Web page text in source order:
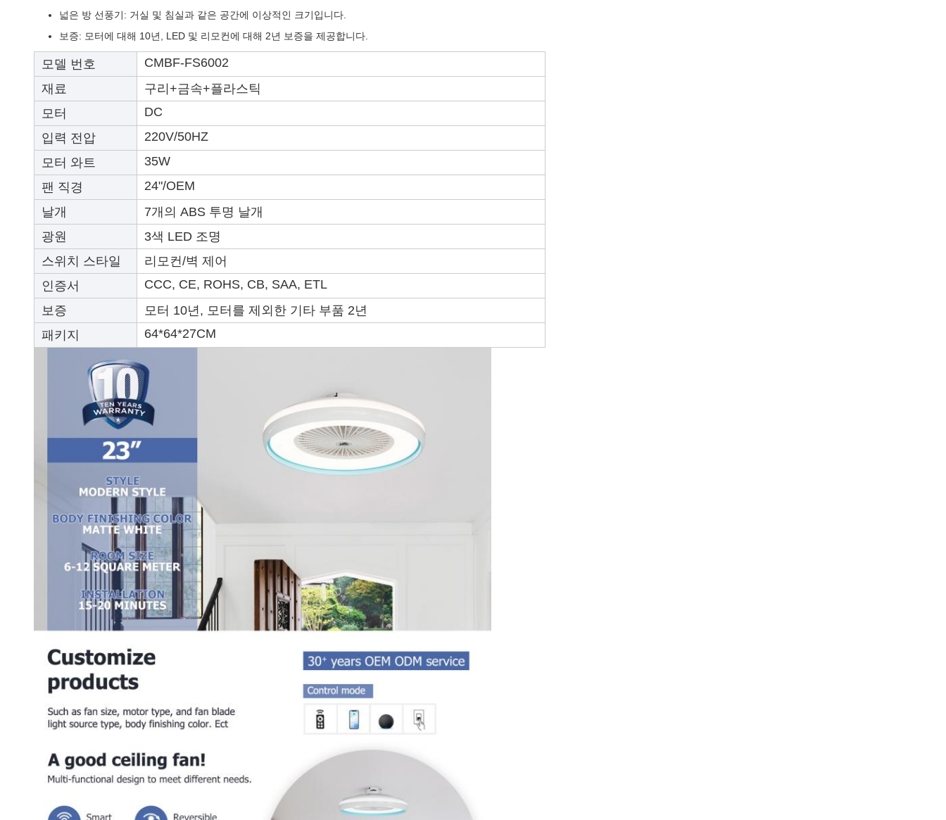
넓은 방 선풍기: 거실 및 침실과 같은 공간에 이상적인 크기입니다.
보증: 모터에 대해 10년, LED 및 리모컨에 대해 2년 보증을 제공합니다.
모델 번호
CMBF-FS6002
재료
구리+금속+플라스틱
모터
DC
입력 전압
220V/50HZ
모터 와트
35W
팬 직경
24"/OEM
날개
7개의 ABS 투명 날개
광원
3색 LED 조명
스위치 스타일
리모컨/벽 제어
인증서
CCC, CE, ROHS, CB, SAA, ETL
보증
모터 10년, 모터를 제외한 기타 부품 2년
패키지
64*64*27CM